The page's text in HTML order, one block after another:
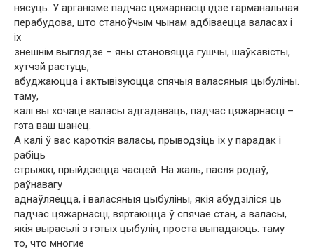
нясуць. У арганізме падчас цяжарнасці ідзе гарманальная
перабудова, што станоўчым чынам адбіваецца валасах і
іх
знешнім выглядзе – яны становяцца гушчы, шаўкавісты,
хутчэй растуць,
абуджаюцца і актывізуюцца спячыя валасяныя цыбуліны.
таму,
калі вы хочаце валасы адгадаваць, падчас цяжарнасці –
гэта ваш шанец.
А калі ў вас кароткія валасы, прыводзіць іх у парадак і
рабіць
стрыжкі, прыйдзецца часцей. На жаль, пасля родаў,
раўнавагу
аднаўляецца, і валасяныя цыбуліны, якія абудзіліся ць
падчас цяжарнасці, вяртаюцца ў спячае стан, а валасы,
якія вырасьлі з гэтых цыбулін, проста выпадаюць. таму
то, что многие